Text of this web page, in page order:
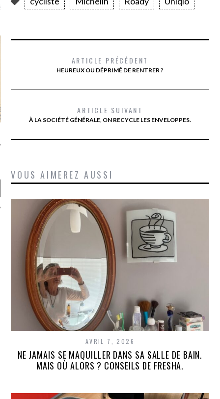
je ne parle presque que
ARTICLE PRÉCÉDENT
HEUREUX OU DÉPRIMÉ DE RENTRER ?
ARTICLE SUIVANT
À LA SOCIÉTÉ GÉNÉRALE, ON RECYCLE LES ENVELOPPES.
VOUS AIMEREZ AUSSI
AVRIL 7, 2026
NE JAMAIS SE MAQUILLER DANS SA SALLE DE BAIN.
MAIS OÙ ALORS ? CONSEILS DE FRESHA.